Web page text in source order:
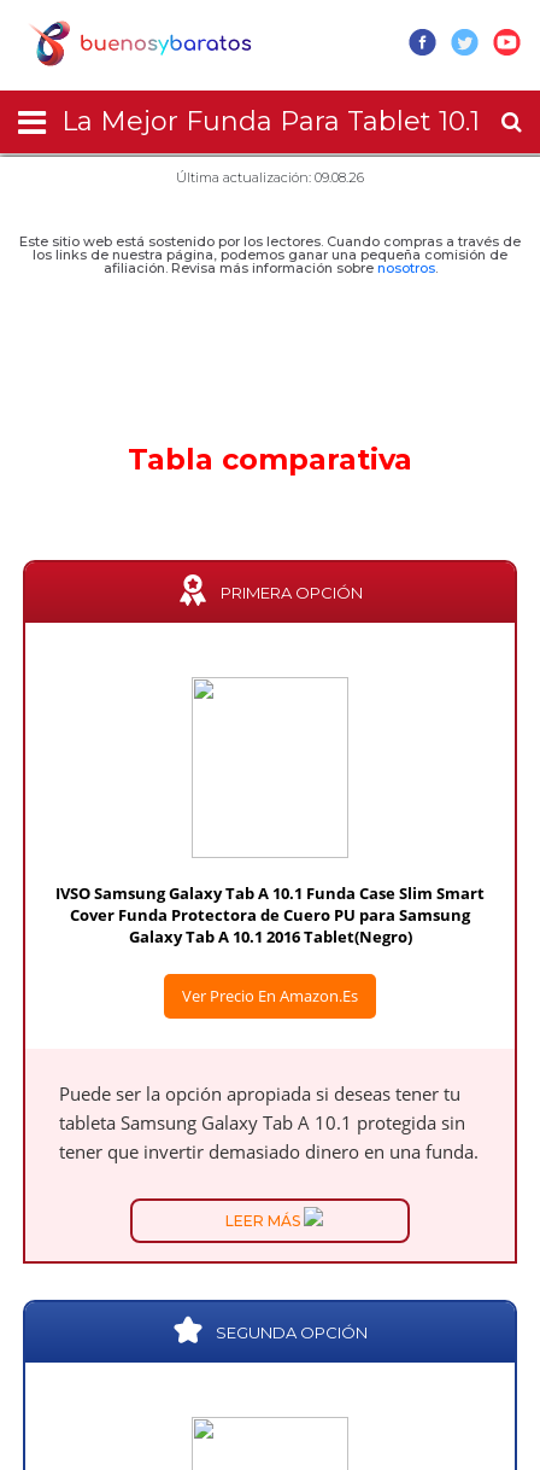
La Mejor Funda Para Tablet 10.1
Última actualización: 09.08.26
Este sitio web está sostenido por los lectores. Cuando compras a través de
los links de nuestra página, podemos ganar una pequeña comisión de
afiliación. Revisa más información sobre nosotros.
Tabla comparativa
PRIMERA OPCIÓN
IVSO Samsung Galaxy Tab A 10.1 Funda Case Slim Smart
Cover Funda Protectora de Cuero PU para Samsung
Galaxy Tab A 10.1 2016 Tablet(Negro)
Ver Precio En Amazon.es
Puede ser la opción apropiada si deseas tener tu
tableta Samsung Galaxy Tab A 10.1 protegida sin
tener que invertir demasiado dinero en una funda.
LEER MÁS
SEGUNDA OPCIÓN